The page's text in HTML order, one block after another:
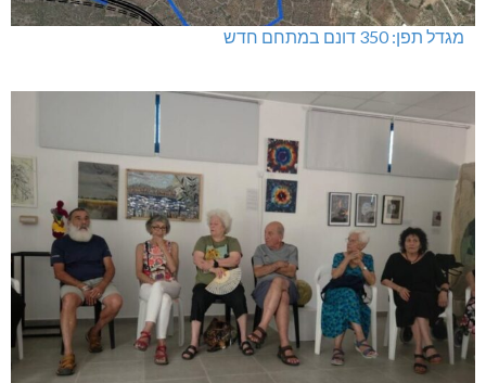
מגדל תפן: 350 דונם במתחם חדש